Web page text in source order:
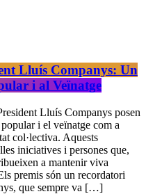
Lluís Companys: Un
i al Veïnatge
Lluís Companys posen
i el veïnatge com a
col·lectiva. Aquests
iniciatives i persones que,
a mantenir viva
premis són un recordatori
que sempre va […]